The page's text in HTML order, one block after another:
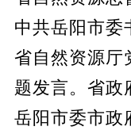
中共岳阳市委
省自然资源厅
题发言。省政
岳阳市委市政